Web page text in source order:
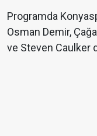
Programda
Osman Demir,
ve Steven Caulker